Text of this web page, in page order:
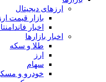
ارزهای دیجیتال
بازار قیمت
اخبار
اخبار بازارها
طلا و سکه
ارز
سهام
خودرو و